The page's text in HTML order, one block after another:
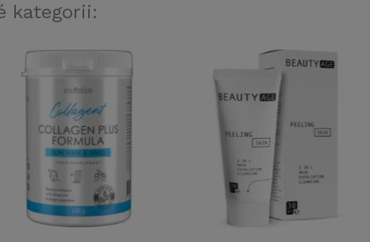
kategorii: